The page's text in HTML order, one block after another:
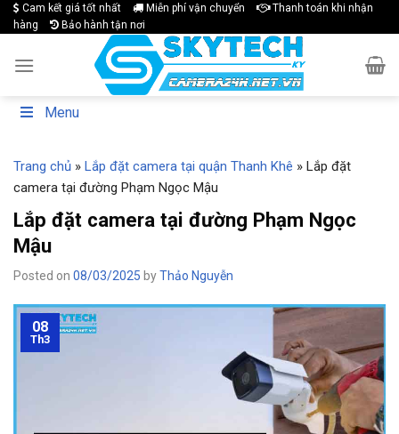
Skip
to
Cam kết giá tốt nhất Miễn phí vận chuyển
Thanh toán khi nhận
hàng
Bảo hành tận nơi
Menu
Trang chủ » Lắp đặt camera tại quận Thanh Khê » Lắp đặt
camera tại đường Phạm Ngọc Mậu
Lắp đặt camera tại đường Phạm Ngọc
Mậu
Posted on 08/03/2025 byThảo Nguyễn
08
Th3